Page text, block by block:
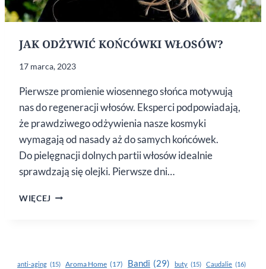
JAK ODŻYWIĆ KOŃCÓWKI WŁOSÓW?
17 marca, 2023
Pierwsze promienie wiosennego słońca motywują
nas do regeneracji włosów. Eksperci podpowiadają,
że prawdziwego odżywienia nasze kosmyki
wymagają od nasady aż do samych końcówek.
Do pielęgnacji dolnych partii włosów idealnie
sprawdzają się olejki. Pierwsze dni…
WIĘCEJ JAK
anti-aging (15) Aroma Home (17) Bandi (29) buty (15) Caudalie (16)